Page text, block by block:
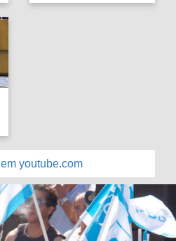
youtube.com